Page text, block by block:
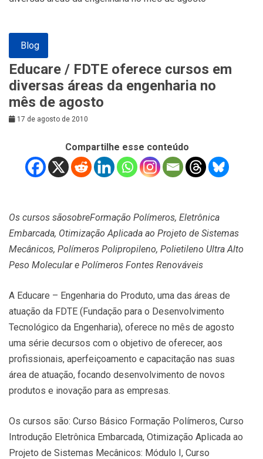
Blog
Educare / FDTE oferece cursos em
diversas áreas da engenharia no
mês de agosto
17 de agosto de 2010
Compartilhe esse conteúdo
Os cursos sãosobreFormação Polímeros, Eletrônica
Embarcada, Otimização Aplicada ao Projeto de Sistemas
Mecânicos, Polímeros Polipropileno, Polietileno Ultra Alto
Peso Molecular e Polímeros Fontes Renováveis
A Educare – Engenharia do Produto, uma das áreas de
atuação da FDTE (Fundação para o Desenvolvimento
Tecnológico da Engenharia), oferece no mês de agosto
uma série decursos com o objetivo de oferecer, aos
profissionais, aperfeiçoamento e capacitação nas suas
área de atuação, focando desenvolvimento de novos
produtos e inovação para as empresas.
Os cursos são: Curso Básico Formação Polímeros, Curso
Introdução Eletrônica Embarcada, Otimização Aplicada ao
Projeto de Sistemas Mecânicos: Módulo I, Curso